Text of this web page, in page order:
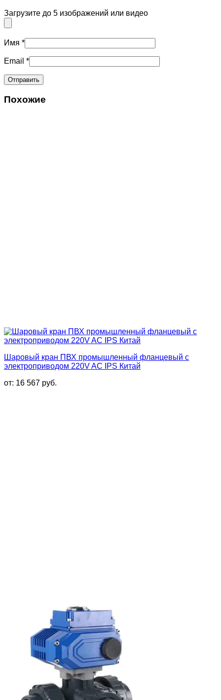
Загрузите до 5 изображений или видео
Имя *
Email *
Похожие
Шаровый кран ПВХ промышленный фланцевый с
электроприводом 220V AC IPS Китай
от: 16 567 руб.